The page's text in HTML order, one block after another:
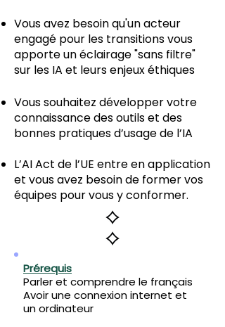
Vous avez besoin qu'un acteur
engagé pour les transitions vous
apporte un éclairage "sans filtre"
sur les IA et leurs enjeux éthiques
Vous souhaitez développer votre
connaissance des outils et des
bonnes pratiques d’usage de l’IA
L’AI Act de l’UE entre en application
et vous avez besoin de former vos
équipes pour vous y conformer.
Prérequis
Parler et comprendre le français
Avoir une connexion internet et
un ordinateur